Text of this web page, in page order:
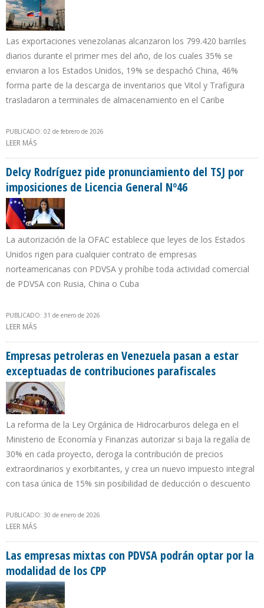
Las exportaciones venezolanas alcanzaron los 799.420 barriles
diarios durante el primer mes del año, de los cuales 35% se
enviaron a los Estados Unidos, 19% se despachó China, 46%
forma parte de la descarga de inventarios que Vitol y Trafigura
trasladaron a terminales de almacenamiento en el Caribe
PUBLICADO: 02 de febrero de 2026
LEER MÁS
2026
Delcy Rodríguez pide pronunciamiento del TSJ por
imposiciones de Licencia General Nº46
La autorización de la OFAC establece que leyes de los Estados
Unidos rigen para cualquier contrato de empresas
norteamericanas con PDVSA y prohíbe toda actividad comercial
de PDVSA con Rusia, China o Cuba
PUBLICADO: 31 de enero de 2026
LEER MÁS
Empresas petroleras en Venezuela pasan a estar
exceptuadas de contribuciones parafiscales
La reforma de la Ley Orgánica de Hidrocarburos delega en el
Ministerio de Economía y Finanzas autorizar si baja la regalía de
30% en cada proyecto, deroga la contribución de precios
extraordinarios y exorbitantes, y crea un nuevo impuesto integral
con tasa única de 15% sin posibilidad de deducción o descuento
PUBLICADO: 30 de enero de 2026
LEER MÁS
Las empresas mixtas con PDVSA podrán optar por la
modalidad de los CPP